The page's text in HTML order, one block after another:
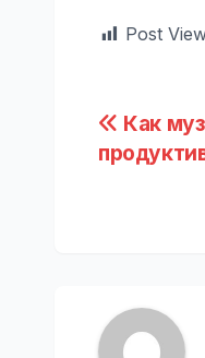
Post
по
Как